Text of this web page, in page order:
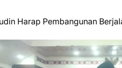
Harap Pembangunan